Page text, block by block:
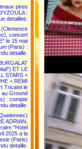
pires
:
detaillee.
(Clemence
concert
le 15 mai
(Paris) :
detaille.
ET LE
STARS +
+ REMI
Tricatel le
au Ground
: compte
detaille.
ADRIAN,
"Hotel
2025 a la
(Paris)
detaille.